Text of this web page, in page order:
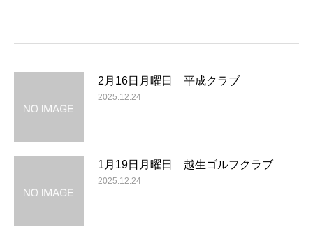
2月16日月曜日 平成クラブ
2025.12.24
1月19日月曜日 越生ゴルフクラブ
2025.12.24